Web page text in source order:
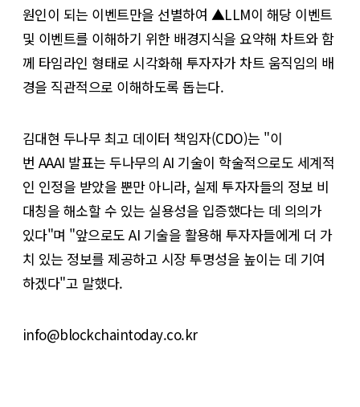
원인이 되는 이벤트만을 선별하여 ▲LLM이 해당 이벤트
및 이벤트를 이해하기 위한 배경지식을 요약해 차트와 함
께 타임라인 형태로 시각화해 투자자가 차트 움직임의 배
경을 직관적으로 이해하도록 돕는다.
김대현 두나무 최고 데이터 책임자(CDO)는 "이
번 AAAI 발표는 두나무의 AI 기술이 학술적으로도 세계적
인 인정을 받았을 뿐만 아니라, 실제 투자자들의 정보 비
대칭을 해소할 수 있는 실용성을 입증했다는 데 의의가
있다"며 "앞으로도 AI 기술을 활용해 투자자들에게 더 가
치 있는 정보를 제공하고 시장 투명성을 높이는 데 기여
하겠다"고 말했다.
info@blockchaintoday.co.kr